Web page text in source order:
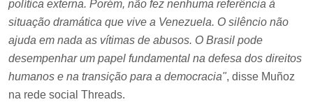
política externa. Porém, não fez nenhuma referência à
situação dramática que vive a Venezuela. O silêncio não
ajuda em nada as vítimas de abusos. O Brasil pode
desempenhar um papel fundamental na defesa dos direitos
humanos e na transição para a democracia", disse Muñoz
na rede social Threads.